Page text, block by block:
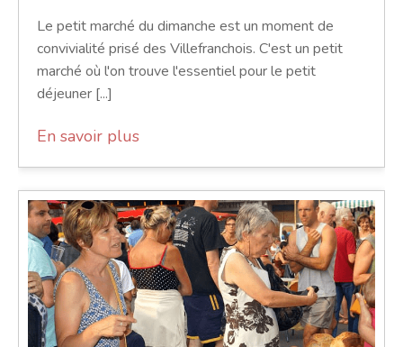
Le petit marché du dimanche est un moment de
convivialité prisé des Villefranchois. C'est un petit
marché où l'on trouve l'essentiel pour le petit
déjeuner [...]
En savoir plus